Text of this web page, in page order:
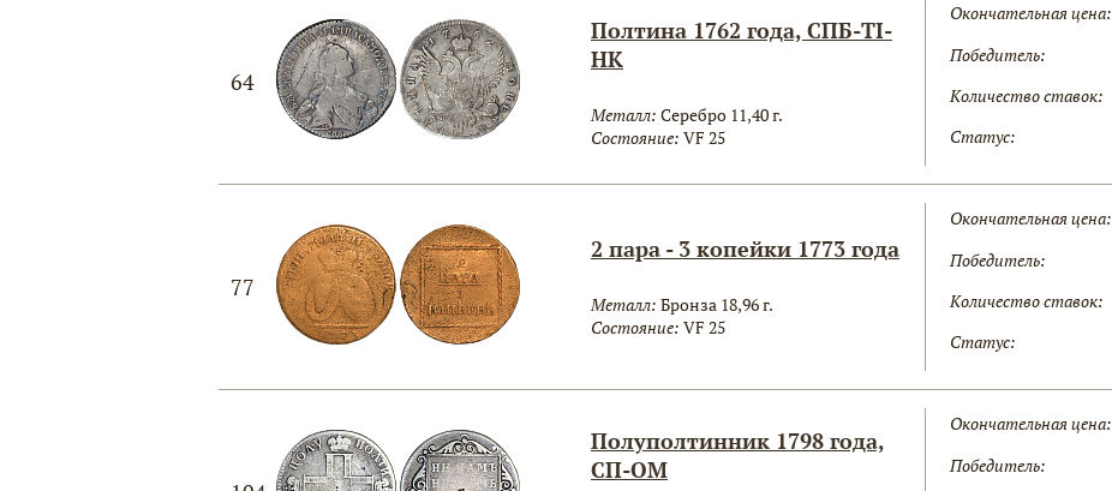
64
Полтина 1762 года, СПБ-TI-
НК
Металл: Серебро 11,40 г.
Состояние: VF 25
Окончательная цена:
Победитель:
Количество ставок:
Статус:
77
2 пара - 3 копейки 1773 года
Металл: Бронза 18,96 г.
Состояние: VF 25
Окончательная цена:
Победитель:
Количество ставок:
Статус:
Полуполтинник 1798 года,
СП-ОМ
Окончательная цена:
Победитель: